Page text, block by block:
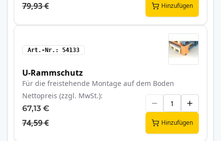
79,93 € Hinzufügen
Art.-Nr. 54133
U-Rammschutz
Für die freistehende Montage auf dem Boden
Nettopreis (zzgl. MwSt.)
67,13 €
74,59 € Hinzufügen